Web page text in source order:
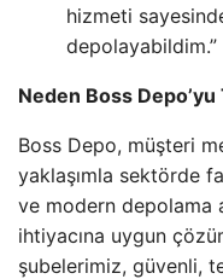
hizmeti
depolayabildim.”
Neden Boss
Boss Depo, müşteri
yaklaşımla sektörde
ve modern depolama
ihtiyacına uygun
şubelerimiz, güvenli,